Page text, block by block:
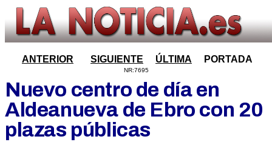
ANTERIOR SIGUIENTE ÚLTIMA PORTADA
NR:7695
Nuevo centro de día en
Aldeanueva de Ebro con 20
plazas públicas